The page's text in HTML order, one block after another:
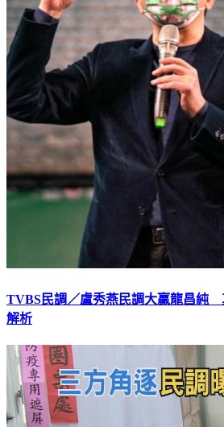
TVBS民調／盧秀燕民調大贏龍昌純
解析